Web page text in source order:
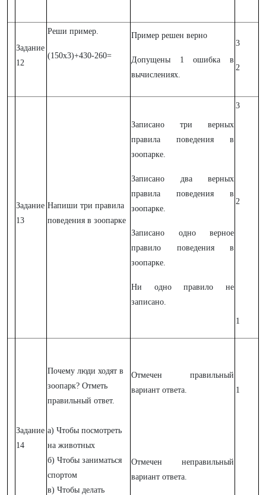
Задание
12
Реши пример.
(150x3)+430-260=
Пример решен верно
Допущены 1 ошибка в
вычислениях.
3
2
Задание
13
Напиши три правила
поведения в зоопарке
Записано три верных
правила поведения в
зоопарке.
Записано два верных
правила поведения в
зоопарке.
Записано одно верное
правило поведения в
зоопарке.
Ни одно правило не
записано.
3
2
1
Задание
14
Почему люди ходят в
зоопарк? Отметь
правильный ответ.
a) Чтобы посмотреть
на животных
б) Чтобы заниматься
спортом
в) Чтобы делать
Отмечен правильный
вариант ответа.
Отмечен неправильный
вариант ответа.
1